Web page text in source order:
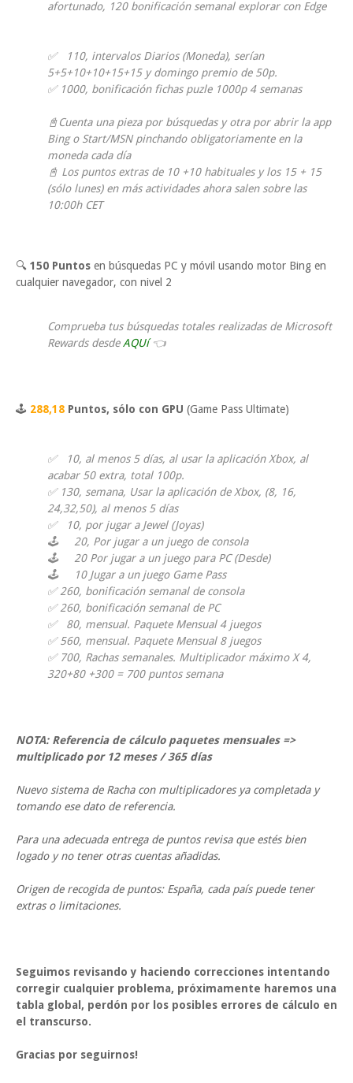
afortunado, 120 bonificación semanal explorar con Edge
✅ 110, intervalos Diarios (Moneda), serían
5+5+10+10+15+15 y domingo premio de 50p.
✅ 1000, bonificación fichas puzle 1000p 4 semanas
📓Cuenta una pieza por búsquedas y otra por abrir la app
Bing o Start/MSN pinchando obligatoriamente en la
moneda cada día
📓 Los puntos extras de 10 +10 habituales y los 15 + 15
(sólo lunes) en más actividades ahora salen sobre las
10:00h CET
🔍 150 Puntos en búsquedas PC y móvil usando motor Bing en
cualquier navegador, con nivel 2
Comprueba tus búsquedas totales realizadas de Microsoft
Rewards desdeAQUí👈
🕹 288,18 Puntos, sólo con GPU (Game Pass Ultimate)
✅ 10, al menos 5 días, al usar la aplicación Xbox, al
acabar 50 extra, total 100p.
✅ 130, semana, Usar la aplicación de Xbox, (8, 16,
24,32,50), al menos 5 días
✅ 10, por jugar a Jewel (Joyas)
🕹 20, Por jugar a un juego de consola
🕹 20 Por jugar a un juego para PC (Desde)
🕹 10 Jugar a un juego Game Pass
✅ 260, bonificación semanal de consola
✅ 260, bonificación semanal de PC
✅ 80, mensual. Paquete Mensual 4 juegos
✅ 560, mensual. Paquete Mensual 8 juegos
✅ 700, Rachas semanales. Multiplicador máximo X 4,
320+80 +300 = 700 puntos semana
NOTA: Referencia de cálculo paquetes mensuales =>
multiplicado por 12 meses / 365 días
Nuevo sistema de Racha con multiplicadores ya completada y
tomando ese dato de referencia.
Para una adecuada entrega de puntos revisa que estés bien
logado y no tener otras cuentas añadidas.
Origen de recogida de puntos: España, cada país puede tener
extras o limitaciones.
Seguimos revisando y haciendo correcciones intentando
corregir cualquier problema, próximamente haremos una
tabla global, perdón por los posibles errores de cálculo en
el transcurso.
Gracias por seguirnos!